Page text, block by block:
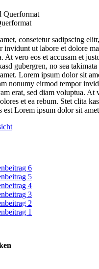
consetetur sadipscing
invidunt ut labore et dolore
At vero eos et accusam et
gubergren, no sea takimata
Lorem ipsum dolor sit
nonumy eirmod tempor
erat, sed diam voluptua. At
et ea rebum. Stet clita
est Lorem ipsum dolor sit
6
5
4
3
2
1